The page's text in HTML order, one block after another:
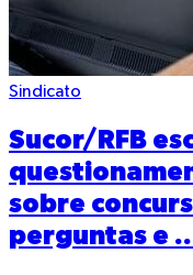
Sindicato
Sucor/RFB
sobre
perguntas e